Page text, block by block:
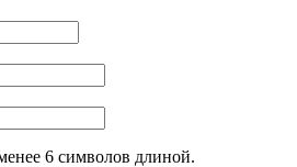
6 символов длиной.